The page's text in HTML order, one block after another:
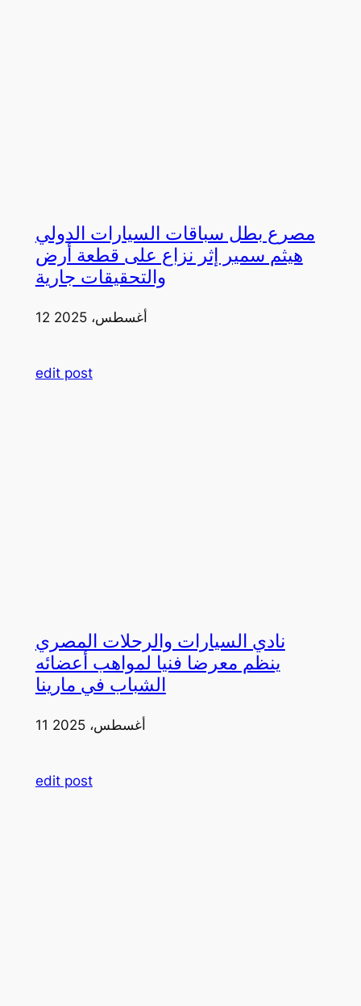
مصرع بطل سباقات السيارات الدولي
هيثم سمير إثر نزاع على قطعة أرض
والتحقيقات جارية
12 أغسطس، 2025
edit post
نادي السيارات والرحلات المصري
ينظم معرضا فنيا لمواهب أعضائه
الشباب في مارينا
11 أغسطس، 2025
edit post